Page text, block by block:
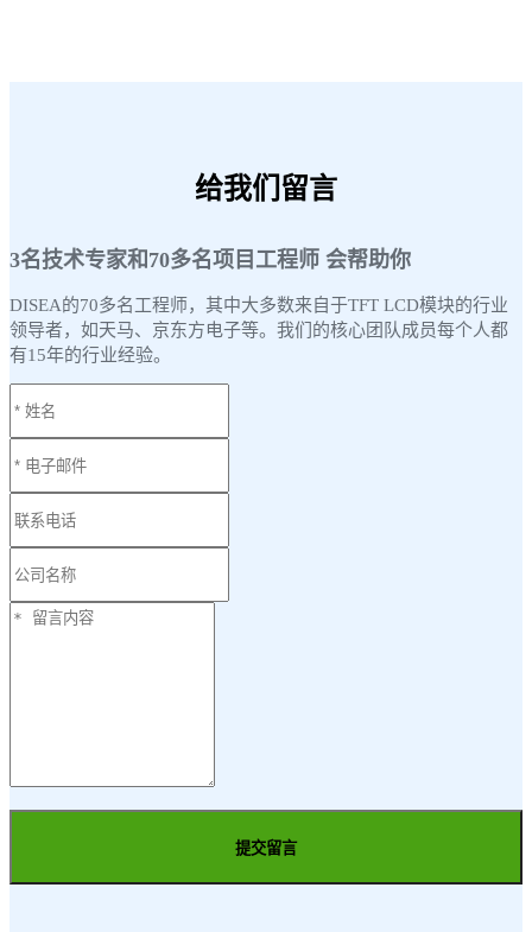
给我们留言
3名技术专家和70多名项目工程师 会帮助你
DISEA的70多名工程师，其中大多数来自于TFT LCD模块的行业
领导者，如天马、京东方电子等。我们的核心团队成员每个人都
有15年的行业经验。
提交留言